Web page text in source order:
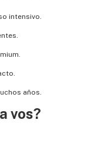
intensivo.
años.
vos?